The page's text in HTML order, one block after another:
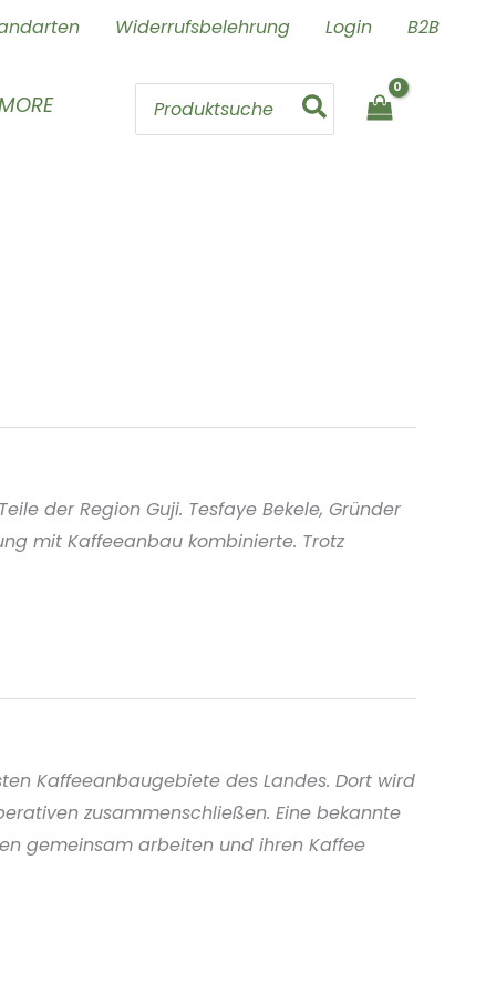
Widerrufsbelehrung Login B2B
Search
der Region Guji. Tesfaye Bekele, Gründer
mit Kaffeeanbau kombinierte. Trotz
Kaffeeanbaugebiete des Landes. Dort wird
zusammenschließen. Eine bekannte
gemeinsam arbeiten und ihren Kaffee